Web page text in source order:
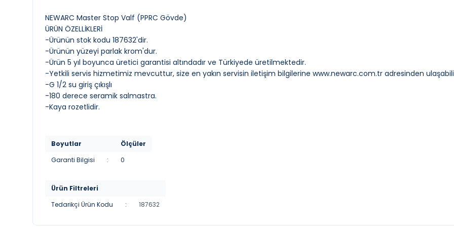
NEWARC Master Stop Valf (PPRC Gövde)
ÜRÜN ÖZELLİKLERİ
-Ürünün stok kodu 187632'dir.
-Ürünün yüzeyi parlak krom'dur.
-Ürün 5 yıl boyunca üretici garantisi altındadır ve Türkiyede üretilmektedir.
-Yetkili servis hizmetimiz mevcuttur, size en yakın servisin iletişim bilgilerine www.newarc.com.tr adresinden
-G 1/2 su giriş çıkışlı
-180 derece seramik salmastra.
-Kaya rozetlidir.
Boyutlar
Ölçüler
Garanti Bilgisi
: 0
Ürün Filtreleri
Tedarikçi Ürün Kodu
: 187632